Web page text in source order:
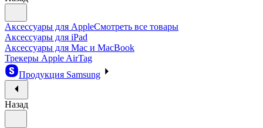
Аксессуары для AppleСмотреть все товары
Аксессуары для iPad
Аксессуары для Mac и MacBook
Трекеры Apple AirTag
Продукция Samsung
Назад